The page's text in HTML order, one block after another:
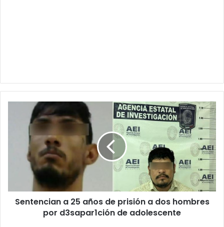
Sentencian
prisión
hombres
por
d3sapar1ción
Sentencian a 25 años de prisión a dos hombres
por d3sapar1ción de adolescente